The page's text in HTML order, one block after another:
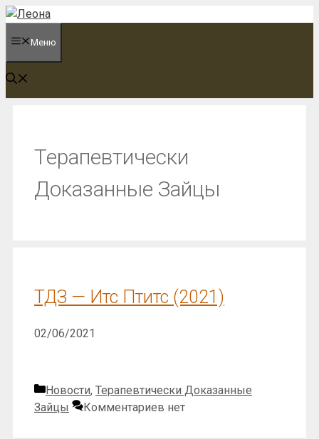
Перейти
содержимому
Меню
Терапевтически
Доказанные Зайцы
ТДЗ — Итс Птитс (2021)
02/06/2021
Рубрики
Новости, Терапевтически Доказанные
Зайцы
Комментариев нет